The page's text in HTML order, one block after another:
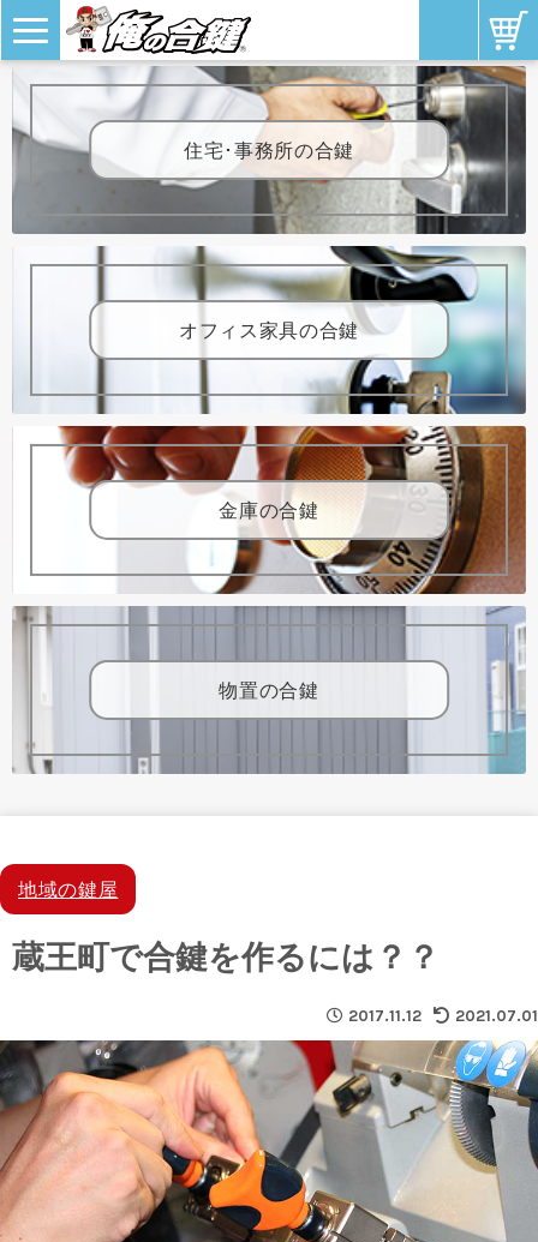
住宅･事務所の合鍵
オフィス家具の合鍵
金庫の合鍵
物置の合鍵
地域の鍵屋
蔵王町で合鍵を作るには？？
2017.11.12 2021.07.01